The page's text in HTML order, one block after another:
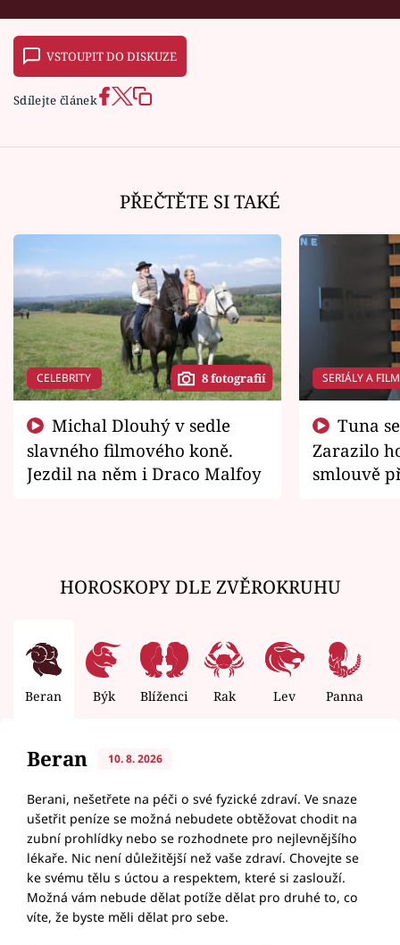
VSTOUPIT DO DISKUZE
Sdílejte článek
PŘEČTĚTE SI TAKÉ
CELEBRITY 8 fotografií
slavného filmového koně.
Jezdil na něm i Draco Malfoy
SERIÁLY A
Zarazilo
smlouvě
HOROSKOPY DLE ZVĚROKRUHU
Beran Býk Blíženci Rak Lev Panna
Beran 10. 8. 2026
Berani, nešetřete na péči o své fyzické zdraví. Ve snaze
ušetřit peníze se možná nebudete obtěžovat chodit na
zubní prohlídky nebo se rozhodnete pro nejlevnějšího
lékaře. Nic není důležitější než vaše zdraví. Chovejte se
ke svému tělu s úctou a respektem, které si zaslouží.
Možná vám nebude dělat potíže dělat pro druhé to, co
víte, že byste měli dělat pro sebe.